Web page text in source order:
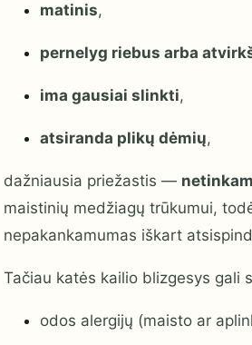
matinis,
pernelyg riebus arba
ima gausiai slinkti,
atsiranda plikų dėmių,
dažniausia priežastis —
maistinių medžiagų trūkumui,
nepakankamumas iškart
Tačiau katės kailio blizgesys gali
odos alergijų (maisto ar